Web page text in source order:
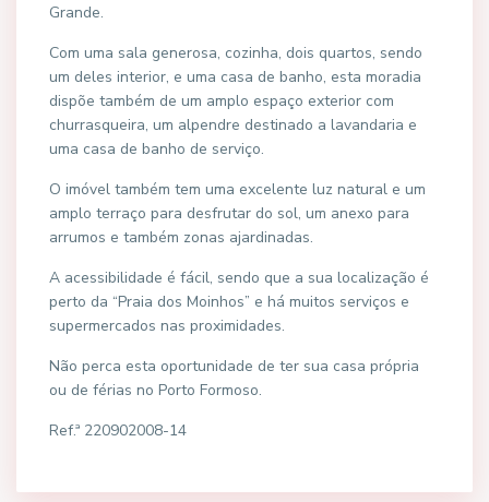
Grande.
Com uma sala generosa, cozinha, dois quartos, sendo
um deles interior, e uma casa de banho, esta moradia
dispõe também de um amplo espaço exterior com
churrasqueira, um alpendre destinado a lavandaria e
uma casa de banho de serviço.
O imóvel também tem uma excelente luz natural e um
amplo terraço para desfrutar do sol, um anexo para
arrumos e também zonas ajardinadas.
A acessibilidade é fácil, sendo que a sua localização é
perto da “Praia dos Moinhos” e há muitos serviços e
supermercados nas proximidades.
Não perca esta oportunidade de ter sua casa própria
ou de férias no Porto Formoso.
Ref.ª 220902008-14